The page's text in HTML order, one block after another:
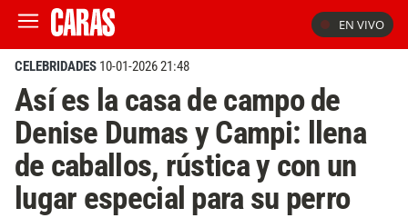
EN VIVO
CELEBRIDADES 10-01-2026 21:48
Así es la casa de campo de
Denise Dumas y Campi: llena
de caballos, rústica y con un
lugar especial para su perro